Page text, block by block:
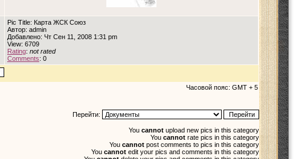
Pic Title: Карта ЖСК Союз
Автор: admin
Добавлено: Чт Сен 11, 2008 1:31 pm
View: 6709
Rating: not rated
Comments: 0
Часовой пояс: GMT + 5
Перейти:
You cannot upload new pics in this category
You cannot rate pics in this category
You cannot post comments to pics in this category
You cannot edit your pics and comments in this category